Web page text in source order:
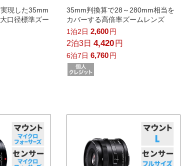
現した35mm
口径標準ズー
35mm判換算で28～280mm相当を
カバーする高倍率ズームレンズ
1泊2日 2,600円
2泊3日 4,420 円
6泊7日 6,760円